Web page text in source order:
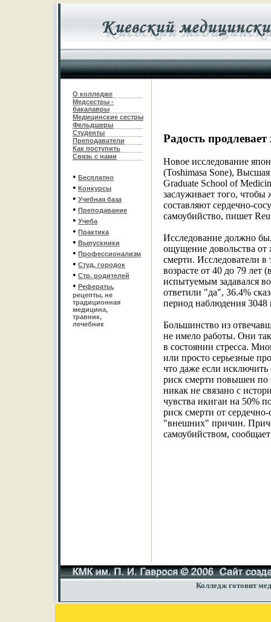
О колледже
Медсестры -
бакалавры
Медицинские сестры
Фельдшеры
Студенты
Преподаватели
Как поступить
Связь с нами
• Бесплатно
• Конкурсы
• Учебная база
• Преподавание
• Учеба
• Практика
• Выпускники
• Профессионализм
• Студ. городок
• Стр. родителей
• Рефераты,
рецепты, не
традиционная
медицина,
травник,
лечебник
Радость
Новое исследование
(Toshimasa Sone),
Graduate School of
заслуживает того,
составляют сердечно-
самоубийство, пишет
Исследование должно
ощущение довольства от
смерти. Исследователи
возрасте от 40 до 79
испытуемым задавался
ответили "да", 36.4%
период наблюдения
Большинство из
не имело работы. Они
в состоянии стресса.
или просто серьезные
что даже если исключить
риск смерти повышен по
никак не связано с
чувства икигаи на 50%
риск смерти от
"внешних" причин.
самоубийством,
Колледж готовит